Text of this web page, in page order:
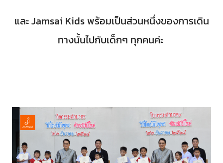
และ Jamsai Kids พร้อมเป็นส่วนหนึ่งของการเดิน
ทางนั้นไปกับเด็กๆ ทุกคนค่ะ